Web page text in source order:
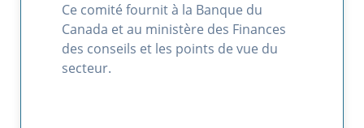
Ce comité fournit à la Banque du
Canada et au ministère des Finances
des conseils et les points de vue du
secteur.